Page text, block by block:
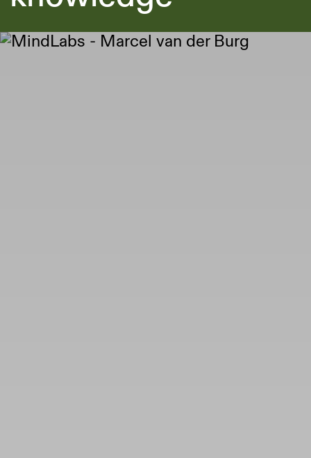
Afbeelding